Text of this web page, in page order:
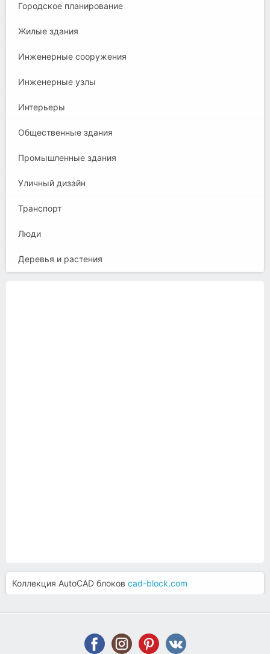
Городское планирование
Жилые здания
Инженерные сооружения
Инженерные узлы
Интерьеры
Общественные здания
Промышленные здания
Уличный дизайн
Транспорт
Люди
Деревья и растения
Коллекция AutoCAD блоков cad-block.com